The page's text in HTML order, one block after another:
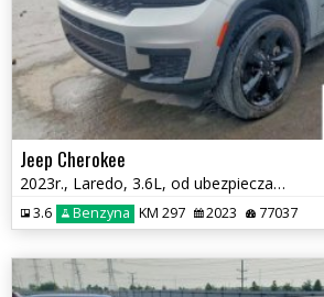
Jeep Cherokee
2023r., Laredo, 3.6L, od ubezpieczalni
3.6 Benzyna KM 297 2023 77037